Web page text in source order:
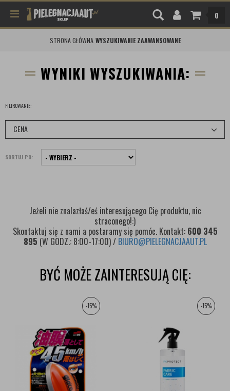
0
STRONA GŁÓWNA WYSZUKIWANIE ZAAWANSOWANE
WYNIKI WYSZUKIWANIA:
FILTROWANIE:
CENA
SORTUJ PO:
Jeżeli nie znalazłaś/eś interesującego Cię produktu, nic
straconego!:)
Skontaktuj się z nami a postaramy się pomóc. Kontakt: 600 345
895 (W GODZ.: 8:00-17:00) / BIURO@PIELEGNACJAAUT.PL
BYĆ MOŻE ZAINTERESUJĄ CIĘ:
-15% -15%